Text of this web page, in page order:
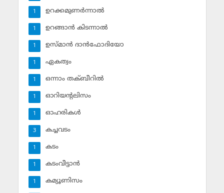
ഉറക്കമുണര്‍ന്നാല്‍
1
ഉറങ്ങാന്‍ കിടന്നാല്‍
1
ഉസ്മാന്‍ ദാന്‍ഫോദിയോ
1
ഏകത്വം
1
ഒന്നാം തക്ബീറില്‍
1
ഓറിയന്റലിസം
1
ഓഹരികള്‍
1
കച്ചവടം
3
കടം
1
കടംവീട്ടാന്‍
1
കമ്യൂണിസം
1